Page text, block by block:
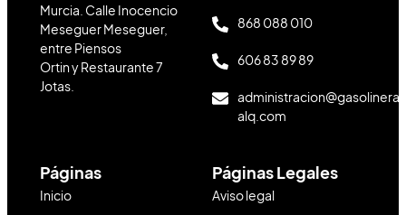
Murcia. Calle Inocencio
Meseguer Meseguer,
entre Piensos
Ortin y Restaurante 7
Jotas.
868 088 010
606 83 89 89
administracion@gasolinera-
alq.com
Páginas
Inicio
Páginas Legales
Aviso legal